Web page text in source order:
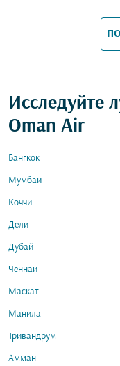
Исследуйте
Oman Air
Бангкок
Мумбаи
Коччи
Дели
Дубай
Ченнаи
Маскат
Манила
Тривандрум
Амман